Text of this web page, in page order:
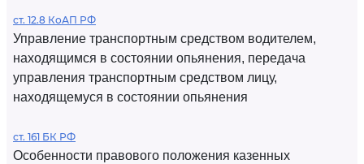
ст. 12.8 КоАП РФ
Управление транспортным средством водителем,
находящимся в состоянии опьянения, передача
управления транспортным средством лицу,
находящемуся в состоянии опьянения
ст. 161 БК РФ
Особенности правового положения казенных